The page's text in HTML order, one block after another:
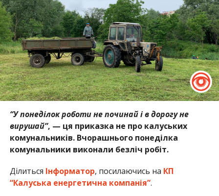
“У понеділок роботи не починай і в дорогу не
вирушай”, — ця приказка не про калуських
комунальників. Вчорашнього понеділка
комунальники виконали безліч робіт.
Ділиться Інформатор, посилаючись на КП
“Калуська енергетична компанія”.